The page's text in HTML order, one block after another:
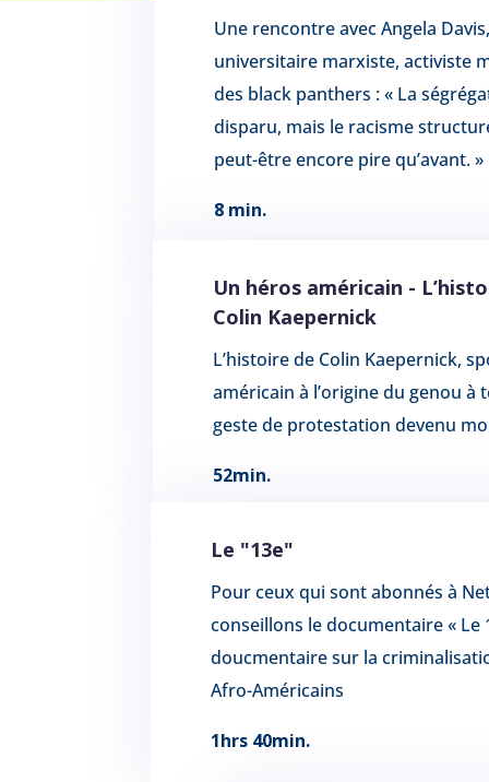
Une rencontre avec Angela Davis,
universitaire marxiste, activiste
des black panthers : « La
disparu, mais le racisme
peut-être encore pire qu’avant. »
8 min.
Un héros américain -
Colin Kaepernick
L’histoire de Colin Kaepernick,
américain à l’origine du genou à
geste de protestation devenu
52min.
Le "13e"
Pour ceux qui sont abonnés à
conseillons le documentaire « Le
doucmentaire sur la
Afro-Américains
1hrs 40min.